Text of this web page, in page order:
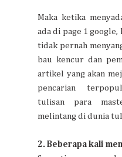
Maka ketika
ada di page 1 google,
tidak pernah
bau kencur dan
artikel yang akan
pencarian
tulisan para
melintang di dunia
2. Beberapa kali